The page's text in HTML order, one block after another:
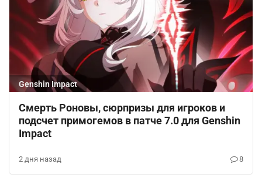
Genshin Impact
Смерть Роновы, сюрпризы для игроков и
подсчет примогемов в патче 7.0 для Genshin
Impact
2 дня назад 8